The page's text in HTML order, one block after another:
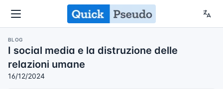
BLOG
I social media e la distruzione delle
relazioni umane
16/12/2024